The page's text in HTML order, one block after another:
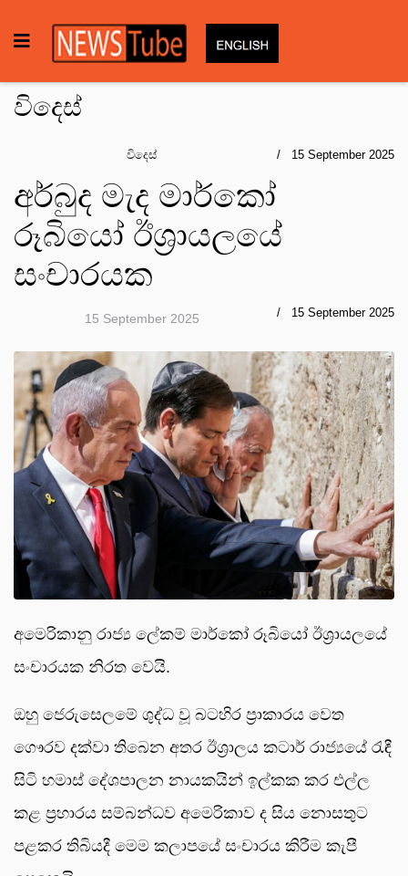
විදෙස්
විදෙස් 15 September 2025
අර්බුද මැද මාර්කෝ
රූබියෝ ඊශ්‍රායලයේ
සංචාරයක
15 September 2025 15 September 2025
අමෙරිකානු රාජ්‍ය ලේකම් මාර්කෝ රූබියෝ ඊශ්‍රායලයේ
සංචාරයක නිරත වෙයි.
ඔහු ජෙරුසෙලමේ ශුද්ධ වූ බටහිර ප්‍රාකාරය වෙත
ගෞරව දක්වා තිබෙන අතර ඊශ්‍රාලය කටාර් රාජ්‍යයේ රැඳී
සිටි හමාස් දේශපාලන නායකයින් ඉල්කක කර එල්ල
කළ ප්‍රහාරය සම්බන්ධව අමෙරිකාව ද සිය නොසතුට
පළකර තිබියදී මෙම කලාපයේ සංචාරය කිරීම කැපී